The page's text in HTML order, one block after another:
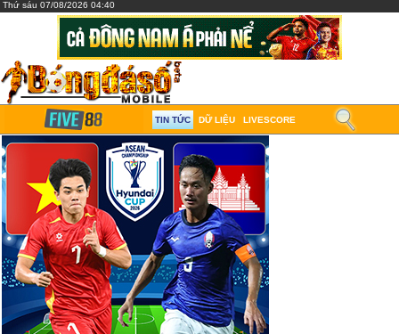
Thứ sáu 07/08/2026 04:40
TIN TỨC DỮ LIỆU LIVESCORE